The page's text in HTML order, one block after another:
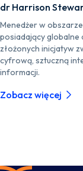
dr Harrison
Menedżer w
posiadający globalne
złożonych inicjatyw
cyfrową, sztuczną
informacji.
Zobacz więcej